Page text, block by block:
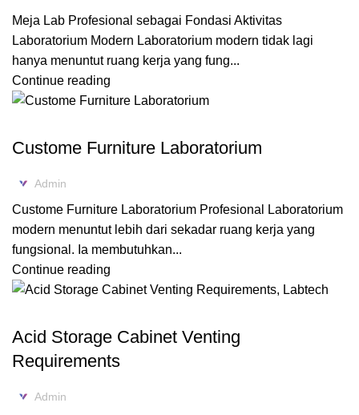
Meja Lab Profesional sebagai Fondasi Aktivitas
Laboratorium Modern Laboratorium modern tidak lagi
hanya menuntut ruang kerja yang fung...
Continue reading
Custome Furniture Laboratorium
Admin
Custome Furniture Laboratorium Profesional Laboratorium
modern menuntut lebih dari sekadar ruang kerja yang
fungsional. Ia membutuhkan...
Continue reading
Acid Storage Cabinet Venting
Requirements
Admin